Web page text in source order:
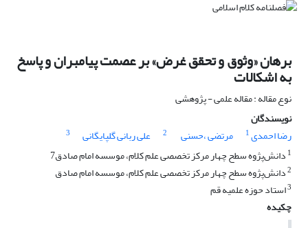
برهان «وثوق و تحقق غرض» بر عصمت پیامبران و پاسخ
به اشکالات
نوع مقاله : مقاله علمی - پژوهشی
نویسندگان
رضا احمدی1 مرتضی ،حسنی 2 علی ربانی گلپایگانی
3
1 دانش‌پژوه سطح چهار مرکز تخصصی علم کلام، موسسه امام صادق7
2دانش‌پژوه سطح چهار مرکز تخصصی علم کلام، موسسه امام صادق
3استاد حوزه علمیه قم
چکیده